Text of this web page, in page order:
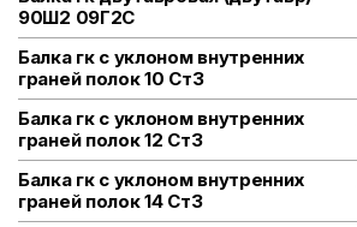
90Ш2 09Г2С
Балка гк с уклоном внутренних
граней полок 10 Ст3
Балка гк с уклоном внутренних
граней полок 12 Ст3
Балка гк с уклоном внутренних
граней полок 14 Ст3